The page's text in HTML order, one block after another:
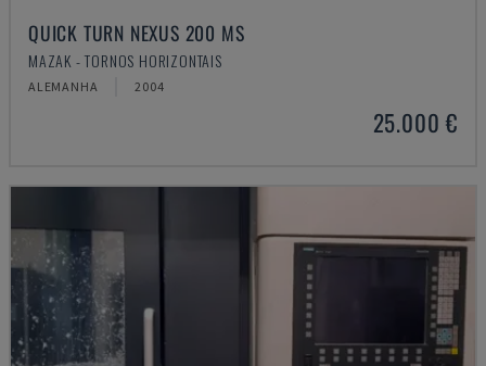
QUICK TURN NEXUS 200 MS
MAZAK - TORNOS HORIZONTAIS
ALEMANHA 2004
25.000 €